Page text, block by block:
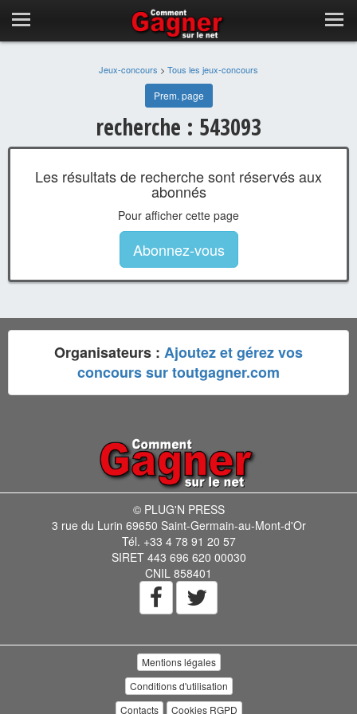
Jeux-concours > Tous les jeux-concours
Prem. page
recherche : 543093
Les résultats de recherche sont réservés aux
abonnés
Pour afficher cette page
Abonnez-vous
Organisateurs : Ajoutez et gérez vos
concours sur toutgagner.com
© PLUG'N PRESS
3 rue du Lurin 69650 Saint-Germain-au-Mont-d'Or
Tél. +33 4 78 91 20 57
SIRET 443 696 620 00030
CNIL 858401
Mentions légales
Conditions d'utilisation
Contacts
Cookies RGPD